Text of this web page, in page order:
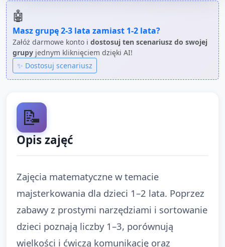
🤖
Masz grupę2-3 lata zamiast 1-2 lata?
Załóż darmowe konto i dostosuj ten scenariusz do swojej
grupy jednym kliknięciem dzięki AI!
✨ Dostosuj scenariusz
📝
Opis zajęć
Zajęcia matematyczne w temacie
majsterkowania dla dzieci 1–2 lata. Poprzez
zabawy z prostymi narzędziami i sortowanie
dzieci poznają liczby 1–3, porównują
wielkości i ćwiczą komunikację oraz